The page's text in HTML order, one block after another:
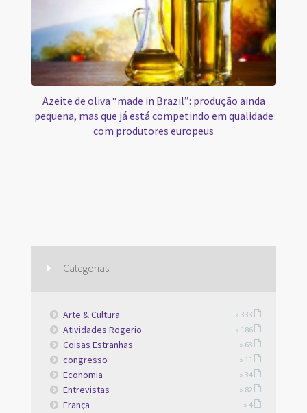
Azeite de oliva “made in Brazil”: produção ainda
pequena, mas que já está competindo em qualidade
com produtores europeus
Categorias
Arte & Cultura » 333
Atividades Rogerio » 186
Coisas Estranhas » 63
congresso » 11
Economia » 34
Entrevistas » 82
França » 4